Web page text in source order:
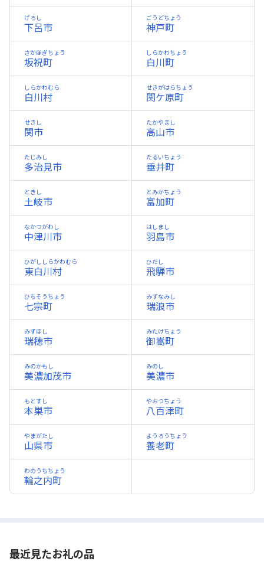
下呂市
げろし
神戸町
ごうどちょう
坂祝町
さかほぎちょう
白川町
しらかわちょう
白川村
しらかわむら
関ケ原町
せきがはらちょう
関市
せきし
高山市
たかやまし
多治見市
たじみし
垂井町
たるいちょう
土岐市
ときし
富加町
とみかちょう
中津川市
なかつがわし
羽島市
はしまし
東白川村
ひがししらかわむら
飛騨市
ひだし
七宗町
ひちそうちょう
瑞浪市
みずなみし
瑞穂市
みずほし
御嵩町
みたけちょう
美濃加茂市
みのかもし
美濃市
みのし
本巣市
もとすし
八百津町
やおつちょう
山県市
やまがたし
養老町
ようろうちょう
輪之内町
わのうちちょう
最近見たお礼の品